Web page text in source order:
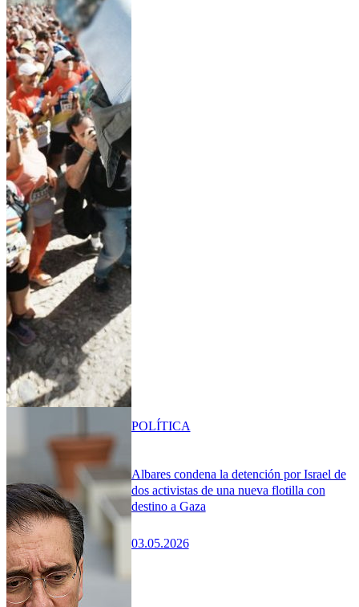
Albares condena la detención por Israel de
dos activistas de una nueva flotilla con
destino a Gaza
03.05.2026
POLÍTICA